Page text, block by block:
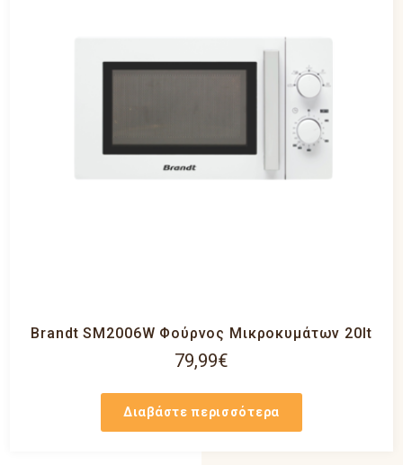
Brandt SM2006W Φούρνος Μικροκυμάτων 20lt
79,99€
Διαβάστε περισσότερα